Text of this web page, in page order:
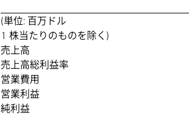
(単位: 百万ドル
1 株当たりのものを除く)
売上高
売上高総利益率
営業費用
営業利益
純利益